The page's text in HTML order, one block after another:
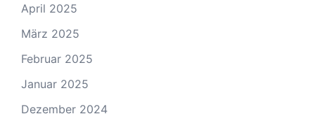
April 2025
März 2025
Februar 2025
Januar 2025
Dezember 2024